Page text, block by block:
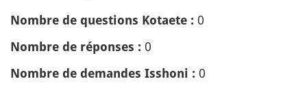
Nombre de questions Kotaete : 0
Nombre de réponses : 0
Nombre de demandes Isshoni : 0